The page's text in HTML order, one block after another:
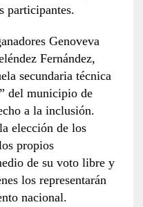
participantes.
Genoveva
Fernández,
secundaria técnica
del municipio de
a la inclusión.
elección de los
propios
de su voto libre y
los representarán
nacional.